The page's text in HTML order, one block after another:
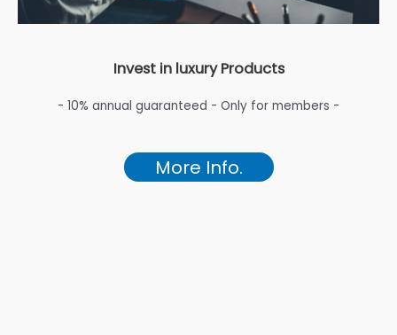
Invest in luxury Products
- 10% annual guaranteed - Only for members -
More Info.